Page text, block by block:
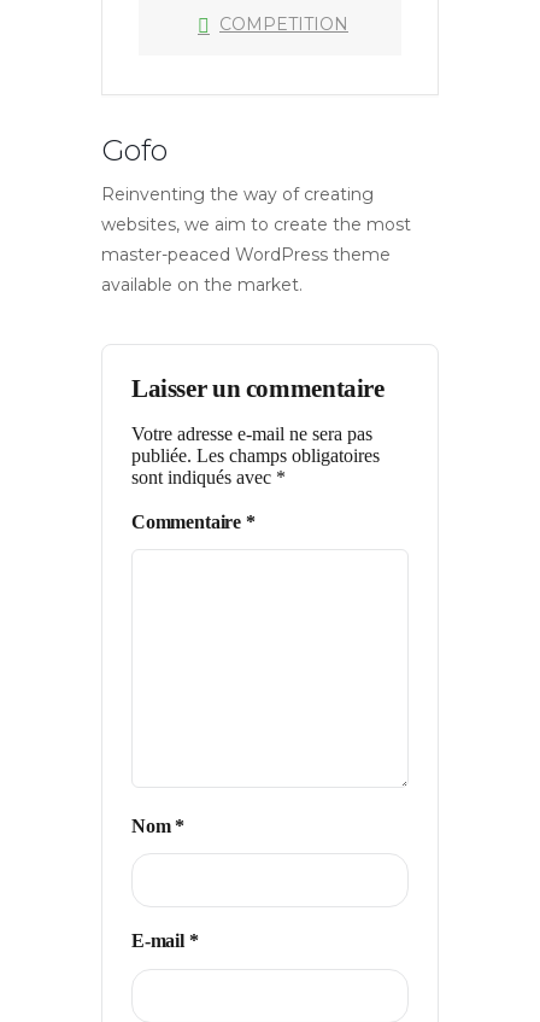
COMPETITION
Gofo
Reinventing the way of creating
websites, we aim to create the most
master-peaced WordPress theme
available on the market.
Laisser un commentaire
Votre adresse e-mail ne sera pas
publiée. Les champs obligatoires
sont indiqués avec *
Commentaire *
Nom *
E-mail *